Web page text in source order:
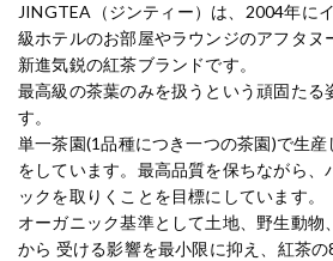
JINGTEA（ジンティー）は、2004年に
級ホテルのお部屋やラウンジのアフタヌ
新進気鋭の紅茶ブランドです。
最高級の茶葉のみを扱うという頑固たる
す。
単一茶園(1品種につき一つの茶園)で生
をしています。最高品質を保ちながら、
ックを取りくことを目標にしています。
オーガニック基準として土地、野生動物
から 受ける影響を最小限に抑え、紅茶